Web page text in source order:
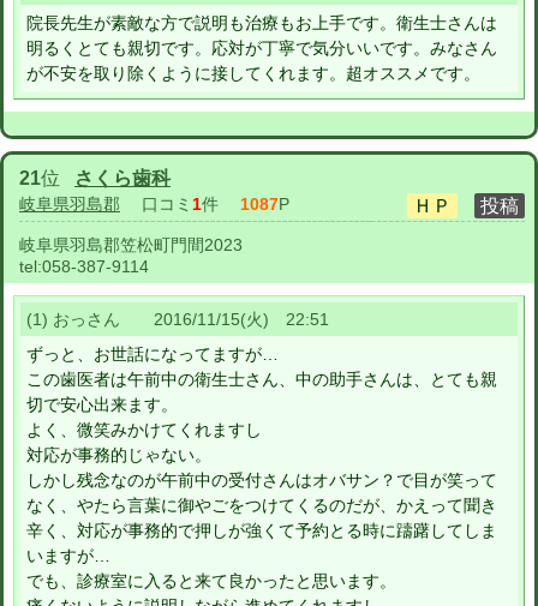
院長先生が素敵な方で説明も治療もお上手です。衛生士さんは
明るくとても親切です。応対が丁寧で気分いいです。みなさん
が不安を取り除くように接してくれます。超オススメです。
21位 さくら歯科
岐阜県羽島郡 口コミ 1件 1087P
岐阜県羽島郡笠松町門間2023
tel:058-387-9114
(1) おっさん 2016/11/15(火) 22:51
ずっと、お世話になってますが…
この歯医者は午前中の衛生士さん、中の助手さんは、とても親
切で安心出来ます。
よく、微笑みかけてくれますし
対応が事務的じゃない。
しかし残念なのが午前中の受付さんはオバサン？で目が笑って
なく、やたら言葉に御やごをつけてくるのだが、かえって聞き
辛く、対応が事務的で押しが強くて予約とる時に躊躇してしま
いますが…
でも、診療室に入ると来て良かったと思います。